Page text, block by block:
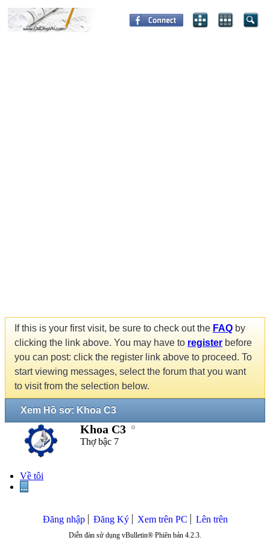
If this is your first visit, be sure to check out the FAQ by
clicking the link above. You may have to register before
you can post: click the register link above to proceed. To
start viewing messages, select the forum that you want
to visit from the selection below.
Xem Hồ sơ: Khoa C3
Khoa C3
Thợ bậc 7
Về tôi
...
Đăng nhập Đăng Ký Xem trên PC Lên trên
Diễn đàn sử dụng vBulletin® Phiên bản 4.2.3.